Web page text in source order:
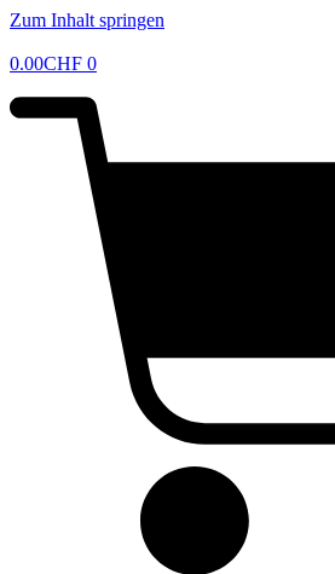
Zum Inhalt springen
0.00CHF 0